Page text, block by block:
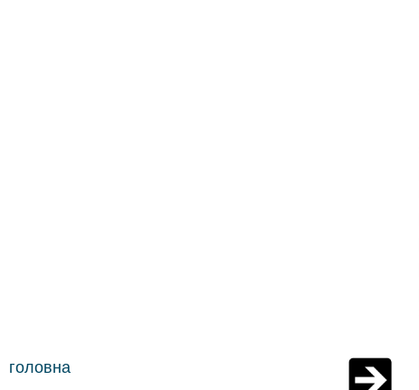
головна